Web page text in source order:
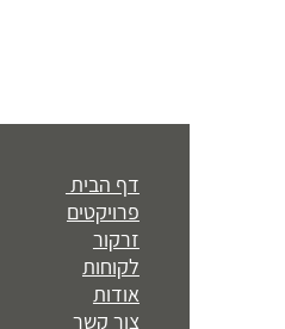
דף הבית
פרויקטים
זרקור
לקוחות
אודות
צור קשר